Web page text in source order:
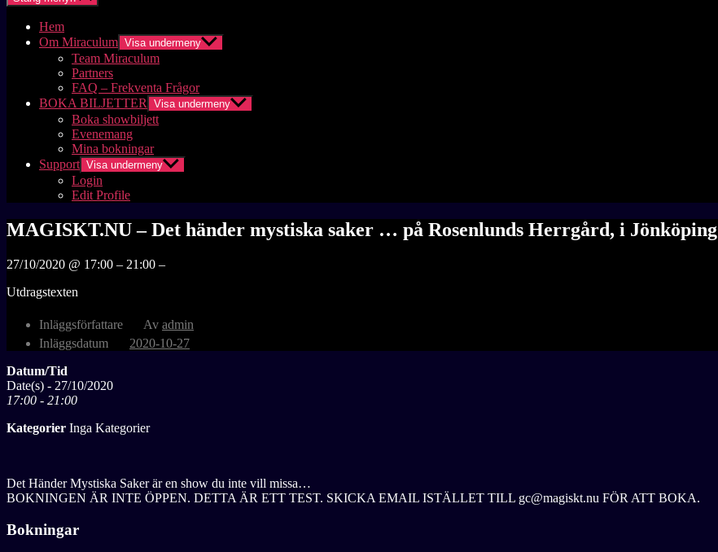
Hem
Om Miraculum Visa undermeny
Team Miraculum
Partners
FAQ – Frekventa Frågor
BOKA BILJETTER
Visa undermeny
Boka showbiljett
Evenemang
Mina bokningar
Support Visa undermeny
Login
Edit Profile
MAGISKT.NU – Det händer mystiska saker … på Rosenlunds Herrgård, i Jönköping
27/10/2020 @ 17:00 – 21:00 –
Utdragstexten
Inläggsförfattare Av admin
Inläggsdatum
2020-10-27
Datum/Tid
Date(s) - 27/10/2020
17:00 - 21:00
Kategorier Inga Kategorier
Det Händer Mystiska Saker är en show du inte vill missa…
BOKNINGEN ÄR INTE ÖPPEN. DETTA ÄR ETT TEST. SKICKA EMAIL ISTÄLLET TILL gc@magiskt.nu FÖR ATT BOKA.
Bokningar